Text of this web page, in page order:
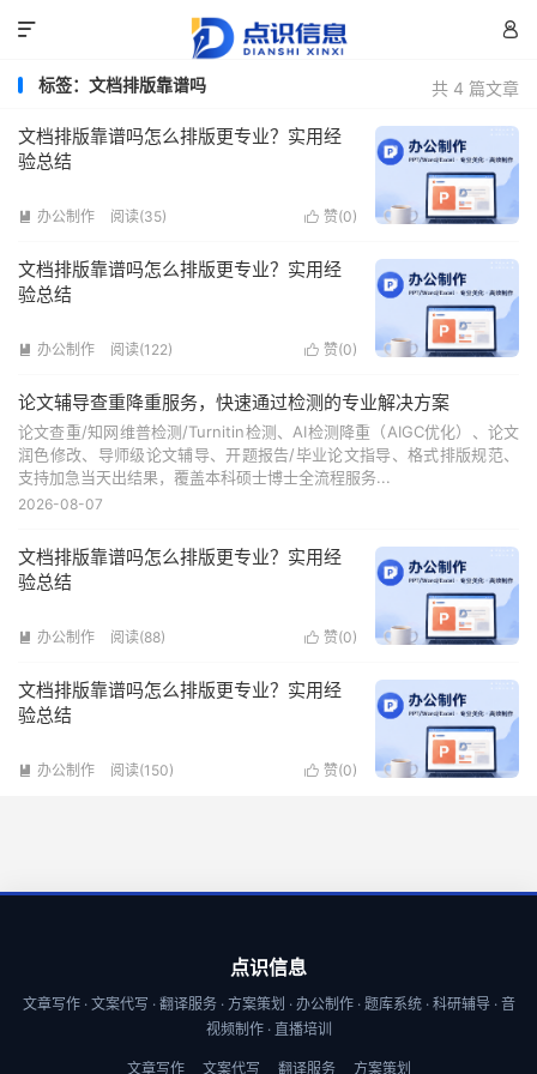


共 4 篇文章
标签：文档排版靠谱吗
文档排版靠谱吗怎么排版更专业？实用经
验总结
 赞(0)
 办公制作 阅读(35)
文档排版靠谱吗怎么排版更专业？实用经
验总结
 赞(0)
 办公制作 阅读(122)
论文辅导查重降重服务，快速通过检测的专业解决方案
论文查重/知网维普检测/Turnitin检测、AI检测降重（AIGC优化）、论文
润色修改、导师级论文辅导、开题报告/毕业论文指导、格式排版规范、
支持加急当天出结果，覆盖本科硕士博士全流程服务...
2026-08-07
文档排版靠谱吗怎么排版更专业？实用经
验总结
 赞(0)
 办公制作 阅读(88)
文档排版靠谱吗怎么排版更专业？实用经
验总结
 赞(0)
 办公制作 阅读(150)
点识信息
文章写作 · 文案代写 · 翻译服务 · 方案策划 · 办公制作 · 题库系统 · 科研辅导 · 音
视频制作 · 直播培训
文章写作 文案代写 翻译服务 方案策划